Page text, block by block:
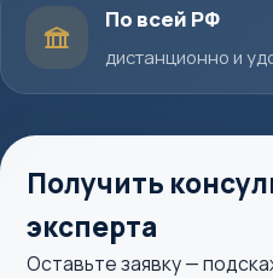
По всей РФ
дистанционно и
Получить
эксперта
Оставьте заявку —